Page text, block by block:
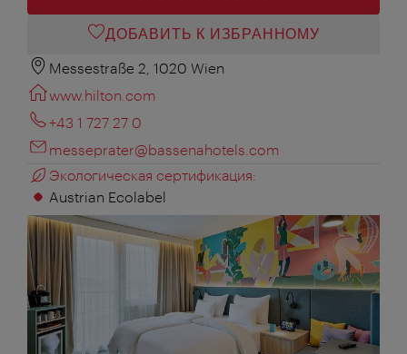
ДОБАВИТЬ К ИЗБРАННОМУ
Messestraße 2, 1020 Wien
www.hilton.com
+43 1 727 27 0
messeprater@bassenahotels.com
Экологическая сертификация:
Austrian Ecolabel